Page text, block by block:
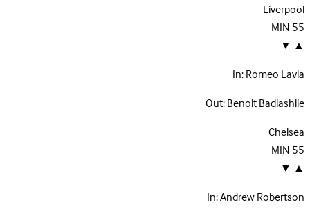
Liverpool
55
MIN
▲
▼
In:Romeo Lavia
Out:Benoit Badiashile
Chelsea
55
MIN
▲
▼
In:Andrew Robertson